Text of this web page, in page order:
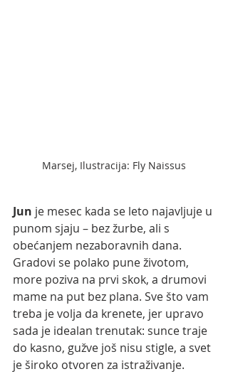
Marsej, Ilustracija: Fly Naissus
Jun je mesec kada se leto najavljuje u
punom sjaju – bez žurbe, ali s
obećanjem nezaboravnih dana.
Gradovi se polako pune životom,
more poziva na prvi skok, a drumovi
mame na put bez plana. Sve što vam
treba je volja da krenete, jer upravo
sada je idealan trenutak: sunce traje
do kasno, gužve još nisu stigle, a svet
je široko otvoren za istraživanje.